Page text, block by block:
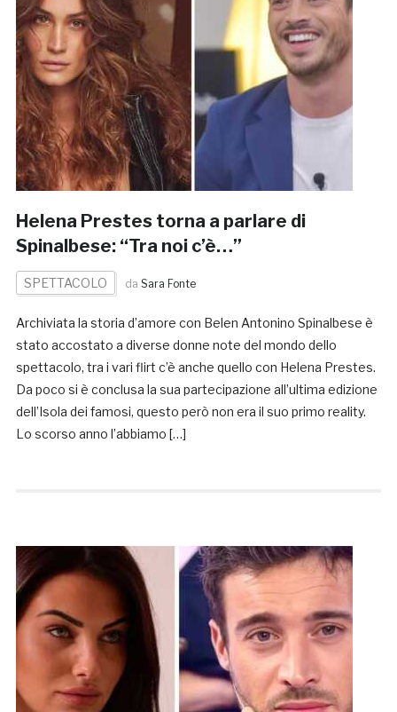
Helena Prestes torna a parlare di
Spinalbese: “Tra noi c’è…”
SPETTACOLO da Sara Fonte
Archiviata la storia d’amore con Belen Antonino Spinalbese è
stato accostato a diverse donne note del mondo dello
spettacolo, tra i vari flirt c’è anche quello con Helena Prestes.
Da poco si è conclusa la sua partecipazione all’ultima edizione
dell’Isola dei famosi, questo però non era il suo primo reality.
Lo scorso anno l’abbiamo […]